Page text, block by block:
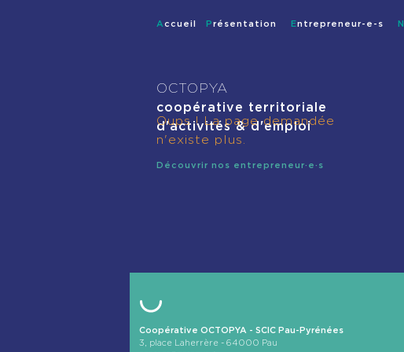
Accueil Présentation Entrepreneur-e-s
OCTOPYA
coopérative territoriale
d'activités & d'emploi
Oups ! La page demandée
n'existe plus.
Découvrir nos entrepreneur·e·s
Coopérative OCTOPYA - SCIC Pau-Pyrénées
3, place Laherrère- 64000 Pau